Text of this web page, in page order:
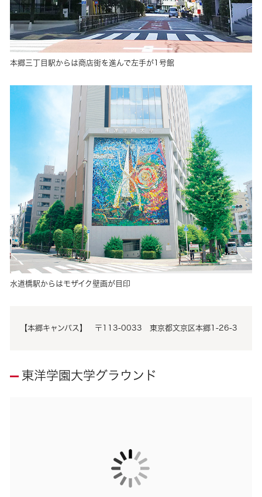
本郷三丁目駅からは商店街を進んで左手が1号館
水道橋駅からはモザイク壁画が目印
【本郷キャンパス】 〒113-0033 東京都文京区本郷1-26-3
東洋学園大学グラウンド